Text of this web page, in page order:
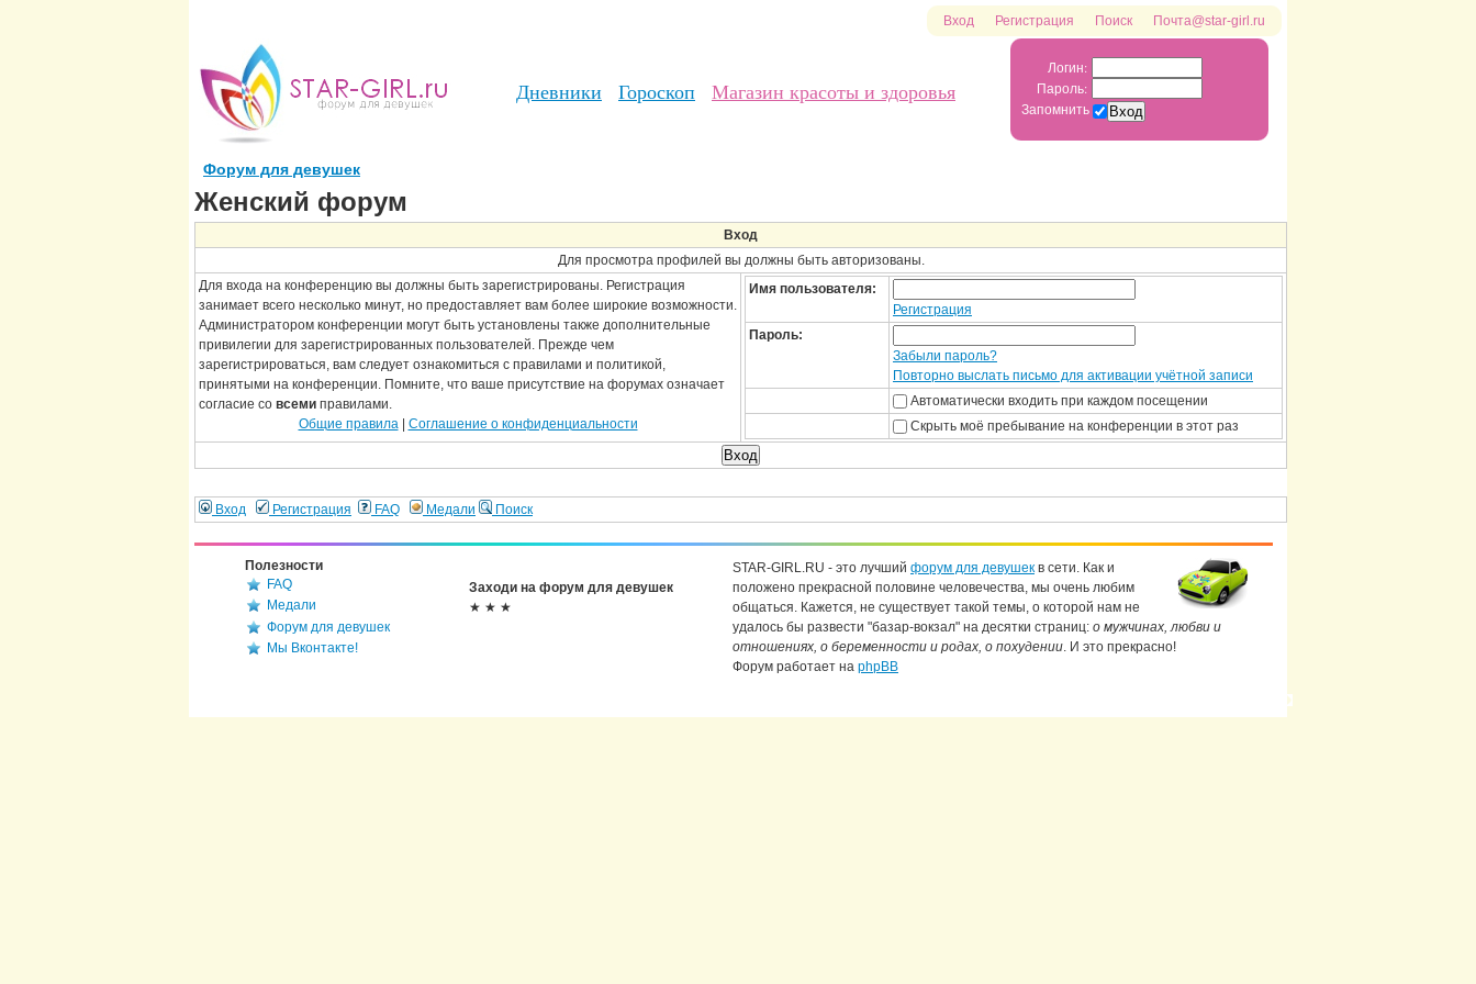
Вход Регистрация Поиск Почта@star-girl.ru
Дневники Гороскоп Магазин красоты и здоровья
Логин:
Пароль:
Запомнить
Форум для девушек
Женский форум
Вход
Для просмотра профилей вы должны быть авторизованы.
Для входа на конференцию вы должны быть зарегистрированы. Регистрация
занимает всего несколько минут, но предоставляет вам более широкие возможности.
Администратором конференции могут быть установлены также дополнительные
привилегии для зарегистрированных пользователей. Прежде чем
зарегистрироваться, вам следует ознакомиться с правилами и политикой,
принятыми на конференции. Помните, что ваше присутствие на форумах означает
согласие со всеми правилами.
Общие правила| Соглашение о конфиденциальности
Имя пользователя:
Регистрация
Пароль:
Забыли пароль?
Повторно выслать письмо для активации учётной записи
Автоматически входить при каждом посещении
Скрыть моё пребывание на конференции в этот раз
Вход Регистрация FAQ Медали Поиск
Полезности
FAQ
Медали
Форум для девушек
Мы Вконтакте!
Заходи на форум для девушек
★ ★ ★
STAR-GIRL.RU - это лучший форум для девушек в сети. Как и
положено прекрасной половине человечества, мы очень любим
общаться. Кажется, не существует такой темы, о которой нам не
удалось бы развести "базар-вокзал" на десятки страниц: о мужчинах, любви и
отношениях, о беременности и родах, о похудении. И это прекрасно!
Форум работает на phpBB